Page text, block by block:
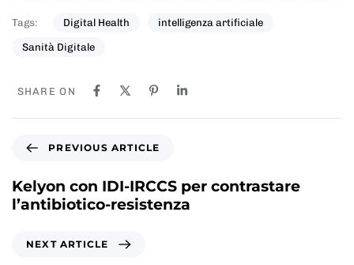
Tags: Digital Health intelligenza artificiale
Sanità Digitale
SHARE ON
e
v
i
PREVIOUS ARTICLE
Kelyon con IDI-IRCCS per contrastare
l’antibiotico-resistenza
NEXT ARTICLE